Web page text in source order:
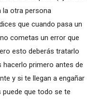
la otra persona
que cuando pasa un
cometas un error que
esto deberás tratarlo
primero antes de
y si te llegan a engañar
que todo se te